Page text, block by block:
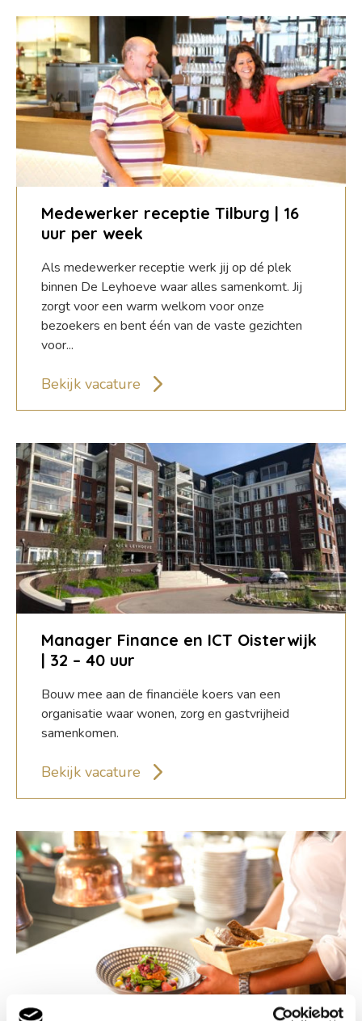
Medewerker receptie Tilburg | 16
uur per week
Als medewerker receptie werk jij op dé plek
binnen De Leyhoeve waar alles samenkomt. Jij
zorgt voor een warm welkom voor onze
bezoekers en bent één van de vaste gezichten
voor...
Bekijk vacature
Manager Finance en ICT Oisterwijk
| 32 – 40 uur
Bouw mee aan de financiële koers van een
organisatie waar wonen, zorg en gastvrijheid
samenkomen.
Bekijk vacature